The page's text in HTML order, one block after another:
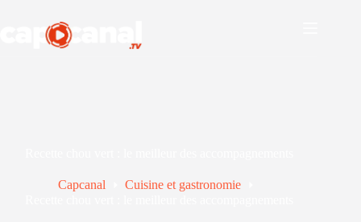
Capcanal
Cuisine et gastronomie